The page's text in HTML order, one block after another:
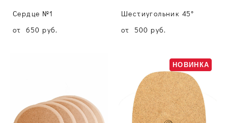
Сердце №1
от 650 pуб.
Шестиугольник 45°
от 500 pуб.
НОВИНКА